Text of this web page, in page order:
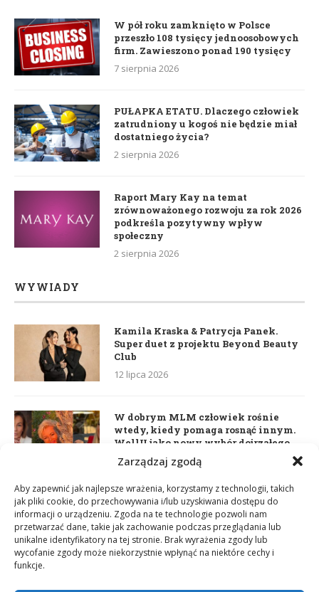
Zarządzaj zgodą
Aby zapewnić jak najlepsze wrażenia, korzystamy z technologii, takich
jak pliki cookie, do przechowywania i/lub uzyskiwania dostępu do
informacji o urządzeniu. Zgoda na te technologie pozwoli nam
przetwarzać dane, takie jak zachowanie podczas przeglądania lub
unikalne identyfikatory na tej stronie. Brak wyrażenia zgody lub
wycofanie zgody może niekorzystnie wpłynąć na niektóre cechy i
funkcje.
W pół roku zamknięto w Polsce
przeszło 108 tysięcy jednoosobowych
firm. Zawieszono ponad 190 tysięcy
7 sierpnia 2026
PUŁAPKA ETATU. Dlaczego człowiek
zatrudniony u kogoś nie będzie miał
dostatniego życia?
2 sierpnia 2026
Raport Mary Kay na temat
zrównoważonego rozwoju za rok 2026
podkreśla pozytywny wpływ
społeczny
2 sierpnia 2026
WYWIADY
Kamila Kraska & Patrycja Panek.
Super duet z projektu Beyond Beauty
Club
12 lipca 2026
W dobrym MLM człowiek rośnie
wtedy, kiedy pomaga rosnąć innym.
WellU jako nowy wybór dojrzałego
lidera
Daria Dudzik. Kocham Cię
17 kwietnia 2026